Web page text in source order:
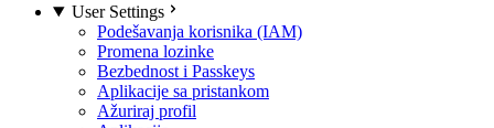
User Settings
Podešavanja korisnika (IAM)
Promena lozinke
Bezbednost i Passkeys
Aplikacije sa pristankom
Ažuriraj profil